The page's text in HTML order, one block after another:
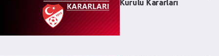
Kurulu Kararları